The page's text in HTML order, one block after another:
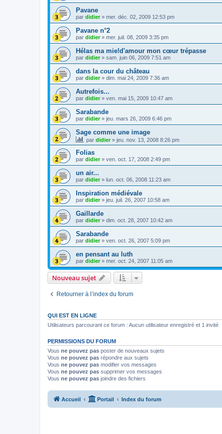
Pavane
par didier» mer. déc. 02, 2009 12:53 pm
Pavane n°2
par didier» mer. juil. 08, 2009 3:35 pm
Hélas ma mie!d'amour mon cœur trépasse
par didier» sam. juin 06, 2009 7:51 am
dans la cour du château
par didier» dim. mai 24, 2009 7:36 am
Autrefois...
par didier» ven. mai 15, 2009 10:47 am
Sarabande
par didier» jeu. mars 26, 2009 6:46 pm
Sage comme une image
par didier» jeu. nov. 13, 2008 8:26 pm
Folias
par didier» ven. oct. 17, 2008 2:49 pm
un air...
par didier» lun. oct. 06, 2008 11:23 am
Inspiration médiévale
par didier» jeu. juil. 26, 2007 10:58 am
Gaillarde
par didier» dim. oct. 28, 2007 10:42 am
Sarabande
par didier» ven. oct. 26, 2007 5:09 pm
en pensant au luth
par didier» mer. oct. 24, 2007 11:05 am
Nouveau sujet
Retourner à l’index du forum
QUI EST EN LIGNE
Utilisateurs parcourant ce forum : Aucun utilisateur enregistré et 1 invité
PERMISSIONS DU FORUM
Vous ne pouvez pas poster de nouveaux sujets
Vous ne pouvez pas répondre aux sujets
Vous ne pouvez pas modifier vos messages
Vous ne pouvez pas supprimer vos messages
Vous ne pouvez pas joindre des fichiers
Accueil Portail Index du forum